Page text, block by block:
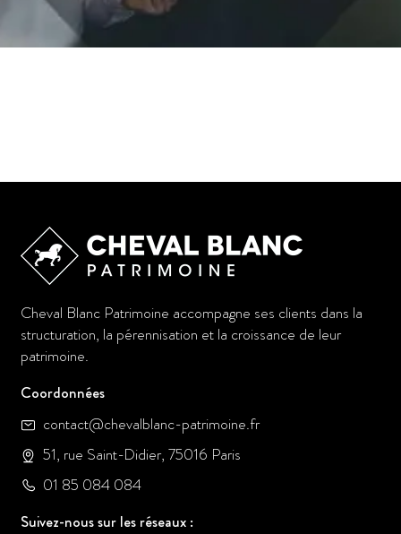
Cheval Blanc Patrimoine accompagne ses clients dans la
structuration, la pérennisation et la croissance de leur
patrimoine.
Coordonnées
contact@chevalblanc-patrimoine.fr
51, rue Saint-Didier, 75016 Paris
01 85 084 084
Suivez-nous sur les réseaux :